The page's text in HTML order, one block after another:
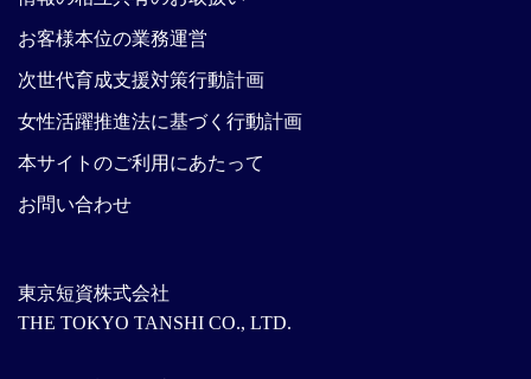
東京短資株式会社
THE TOKYO TANSHI CO., LTD.
お客様本位の業務運営
次世代育成支援対策行動計画
女性活躍推進法に基づく行動計画
本サイトのご利用にあたって
お問い合わせ